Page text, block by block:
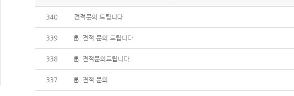
340 견적문의 드립니다
339 견적 문의 드립니다
338 견적문의드립니다
337 견적 문의